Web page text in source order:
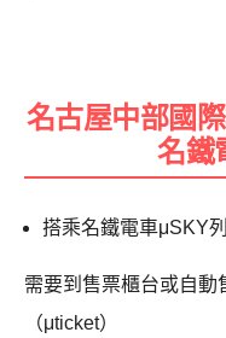
名古屋中部國
名鐵
搭乘名鐵電車μSKY
需要到售票櫃台或自動
（μticket）